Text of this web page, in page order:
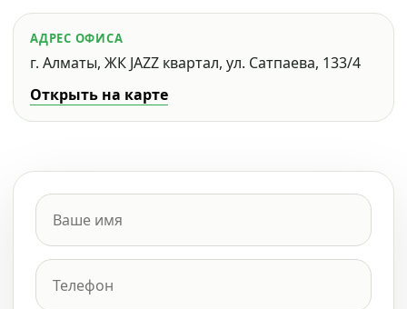
АДРЕС ОФИСА
г. Алматы, ЖК JAZZ квартал, ул. Сатпаева, 133/4
Открыть на карте